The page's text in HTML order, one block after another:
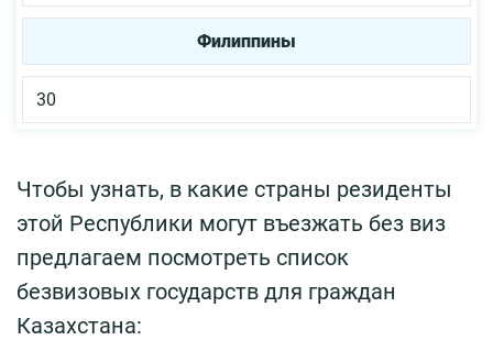
Филиппины
30
Чтобы узнать, в какие страны резиденты
этой Республики могут въезжать без виз
предлагаем посмотреть список
безвизовых государств для граждан
Казахстана: